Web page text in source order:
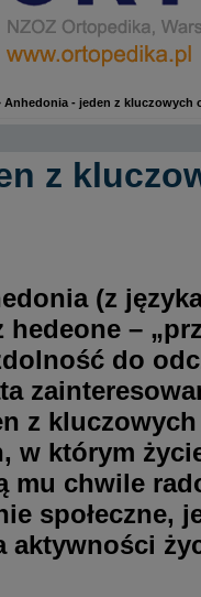
Anhedonia - jeden z kluczowych
z
(z
hedeone –
do
z
w którym
mu chwile
społeczne,
aktywności